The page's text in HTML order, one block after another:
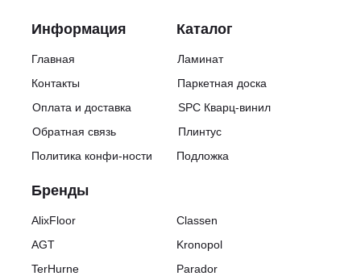
Информация
Бренды
Каталог
Главная
Контакты
Оплата и доставка
Обратная связь
AlixFloor
AGT
TerHurne
Ламинат
Паркетная доска
SPC Кварц-винил
Плинтус
Политика конфи-ности
Parador
Kronopol
Classen
Подложка